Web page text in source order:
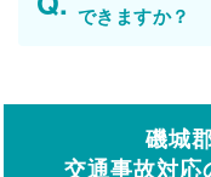
できますか？
磯城
交通事故対応